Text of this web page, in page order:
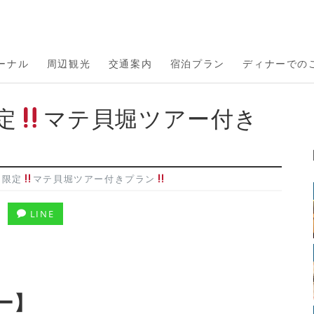
ナル 周辺観光 交通案内 宿泊プラン ディナーでの
マテ貝堀ツアー付き
定 マテ貝堀ツアー付きプラン
LINE